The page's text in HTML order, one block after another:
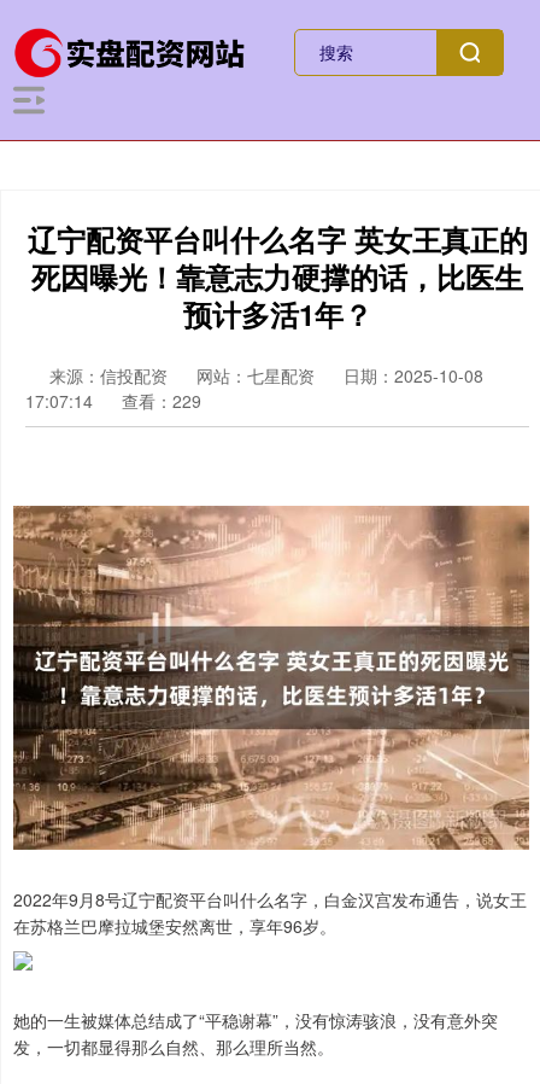
辽宁配资平台叫什么名字 英女王真正的
死因曝光！靠意志力硬撑的话，比医生
预计多活1年？
来源：信投配资 网站：七星配资
日期：2025-10-08
17:07:14
查看：229
2022年9月8号辽宁配资平台叫什么名字，白金汉宫发布通告，说女王
在苏格兰巴摩拉城堡安然离世，享年96岁。
她的一生被媒体总结成了“平稳谢幕”，没有惊涛骇浪，没有意外突
发，一切都显得那么自然、那么理所当然。